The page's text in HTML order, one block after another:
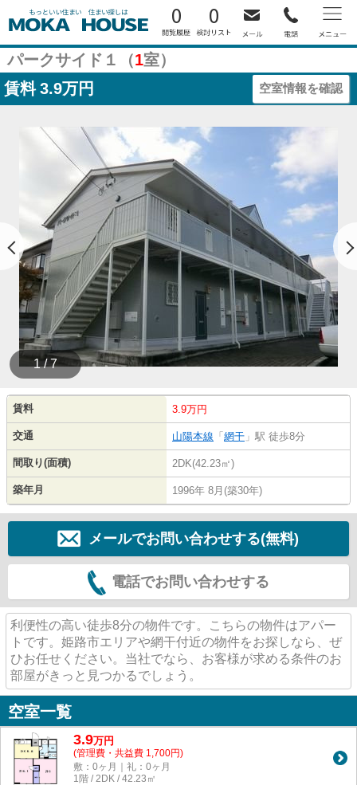
0 0
パークサイド１（1室）
賃料 3.9万円 空室情報を確認
1 / 7
賃料 3.9万円
交通 山陽本線 「 網干 」駅 徒歩8分
間取り(面積) 2DK(42.23㎡)
築年月 1996年 8月(築30年)
メールでお問い合わせする(無料)
電話でお問い合わせする
利便性の高い徒歩8分の物件です。こちらの物件はアパー
トです。姫路市エリアや網干付近の物件をお探しなら、ぜ
ひお任せください。当社でなら、お客様が求める条件のお
部屋がきっと見つかるでしょう。
空室一覧
3.9万円
(管理費・共益費 1,700円)
敷：0ヶ月｜礼：0ヶ月
1階 / 2DK / 42.23㎡